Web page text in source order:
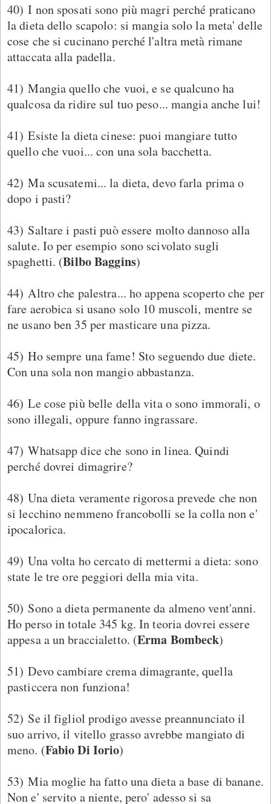
40) I non sposati sono più magri perché praticano
la dieta dello scapolo: si mangia solo la meta' delle
cose che si cucinano perché l'altra metà rimane
attaccata alla padella.
41) Mangia quello che vuoi, e se qualcuno ha
qualcosa da ridire sul tuo peso... mangia anche lui!
41) Esiste la dieta cinese: puoi mangiare tutto
quello che vuoi... con una sola bacchetta.
42) Ma scusatemi... la dieta, devo farla prima o
dopo i pasti?
43) Saltare i pasti può essere molto dannoso alla
salute. Io per esempio sono scivolato sugli
spaghetti. (Bilbo Baggins)
44) Altro che palestra... ho appena scoperto che per
fare aerobica si usano solo 10 muscoli, mentre se
ne usano ben 35 per masticare una pizza.
45) Ho sempre una fame! Sto seguendo due diete.
Con una sola non mangio abbastanza.
46) Le cose più belle della vita o sono immorali, o
sono illegali, oppure fanno ingrassare.
47) Whatsapp dice che sono in linea. Quindi
perché dovrei dimagrire?
48) Una dieta veramente rigorosa prevede che non
si lecchino nemmeno francobolli se la colla non e'
ipocalorica.
49) Una volta ho cercato di mettermi a dieta: sono
state le tre ore peggiori della mia vita.
50) Sono a dieta permanente da almeno vent'anni.
Ho perso in totale 345 kg. In teoria dovrei essere
appesa a un braccialetto. (Erma Bombeck)
51) Devo cambiare crema dimagrante, quella
pasticcera non funziona!
52) Se il figliol prodigo avesse preannunciato il
suo arrivo, il vitello grasso avrebbe mangiato di
meno. (Fabio Di Iorio)
53) Mia moglie ha fatto una dieta a base di banane.
Non e' servito a niente, pero' adesso si sa